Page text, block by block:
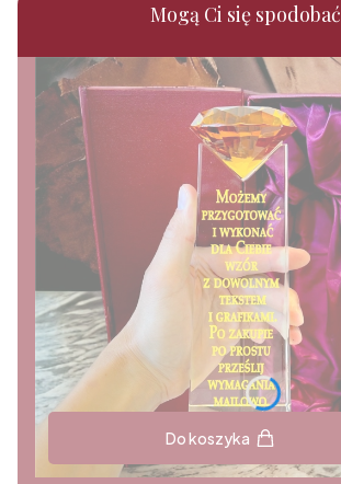
Mogą Ci się spodobać
Do koszyka